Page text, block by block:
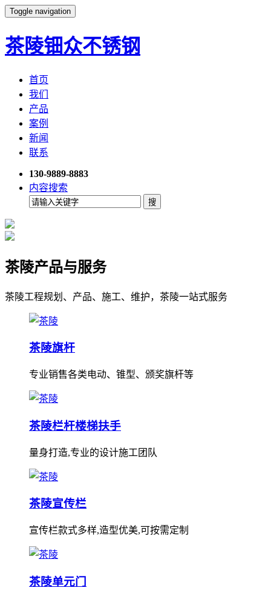
Toggle navigation
茶陵钿众不锈钢
首页
我们
产品
案例
新闻
联系
130-9889-8883
内容搜索
茶陵产品与服务
茶陵工程规划、产品、施工、维护，茶陵一站式服务
茶陵旗杆
专业销售各类电动、锥型、颁奖旗杆等
茶陵栏杆楼梯扶手
量身打造,专业的设计施工团队
茶陵宣传栏
宣传栏款式多样,造型优美,可按需定制
茶陵单元门